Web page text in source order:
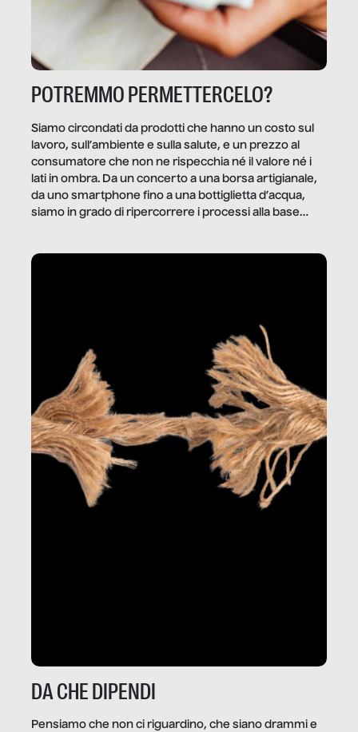
POTREMMO PERMETTERCELO?
Siamo circondati da prodotti che hanno un costo sul
lavoro, sull’ambiente e sulla salute, e un prezzo al
consumatore che non ne rispecchia né il valore né i
lati in ombra. Da un concerto a una borsa artigianale,
da uno smartphone fino a una bottiglietta d’acqua,
siamo in grado di ripercorrere i processi alla base
dietro gli oggetti e i servizi che fanno la nostra vita
DA CHE DIPENDI
Pensiamo che non ci riguardino, che siano drammi e